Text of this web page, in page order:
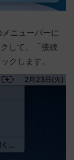
ニューバーに
して、「接続
クします。